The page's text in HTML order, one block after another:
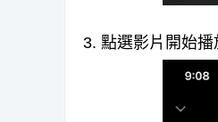
3. 點選影片開始播